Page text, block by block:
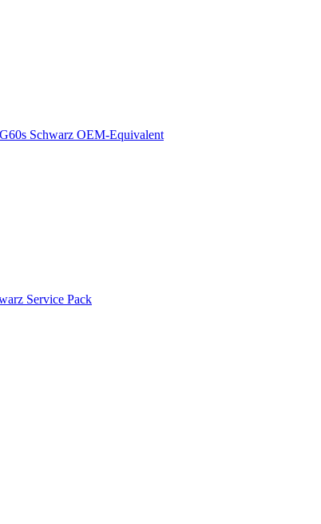
Schwarz OEM-Equivalent
Service Pack